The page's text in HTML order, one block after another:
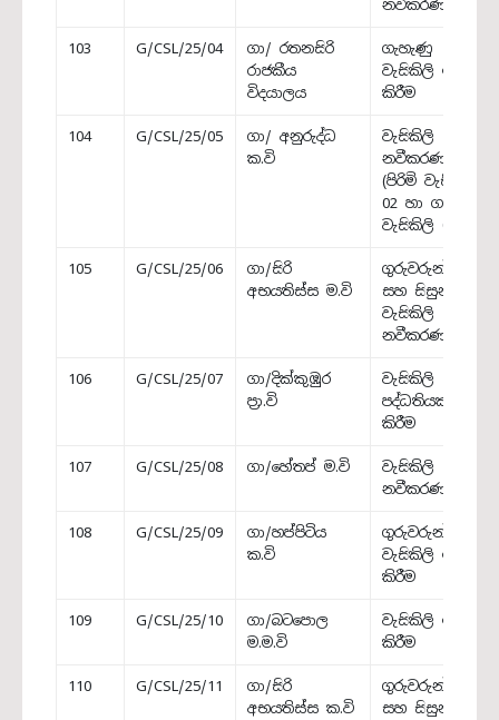
නවීකරණය
103 G/CSL/25/04
ගා/ රතනසිරි
රාජකීය
විදයාලය
ගැහැණු
වැසිකිලි ඉදි
කිරීම
104 G/CSL/25/05
ගා/ අනුරුද්ධ
ක.වි
වැසිකිලි
නවීකරණය
(පිරිමි වැසිකිලි
02 හා ගැහැණු
වැසිකිලි 04)
105 G/CSL/25/06
ගා/සිරි
අභයතිස්ස ම.වි
ගුරුවරුන්ගේ
සහ සිසුන්ගේ
වැසිකිලි
නවීකරණය
106 G/CSL/25/07
ගා/දික්කුඹුර
ප්‍රා.වි
වැසිකිලි
පද්ධතියක් ඉදි
කිරීම
107 G/CSL/25/08 ගා/හේතප් ම.වි
වැසිකිලි
නවීකරණය
108 G/CSL/25/09
ගා/හප්පිටිය
ක.වි
ගුරුවරුන්ගේ
වැසිකිලි ඉදි
කිරීම
109 G/CSL/25/10
ගා/බටපොල
ම.ම.වි
වැසිකිලි ඉදි
කිරීම
110 G/CSL/25/11
ගා/සිරි
අභයතිස්ස ක.වි
ගුරුවරුන්ගේ
සහ සිසුන්ගේ